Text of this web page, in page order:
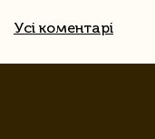
Усі коментарі